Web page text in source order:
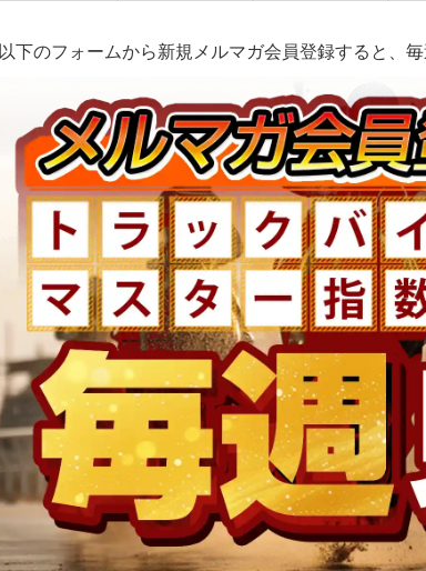
以下のフォームから新規メルマガ会員登録すると、